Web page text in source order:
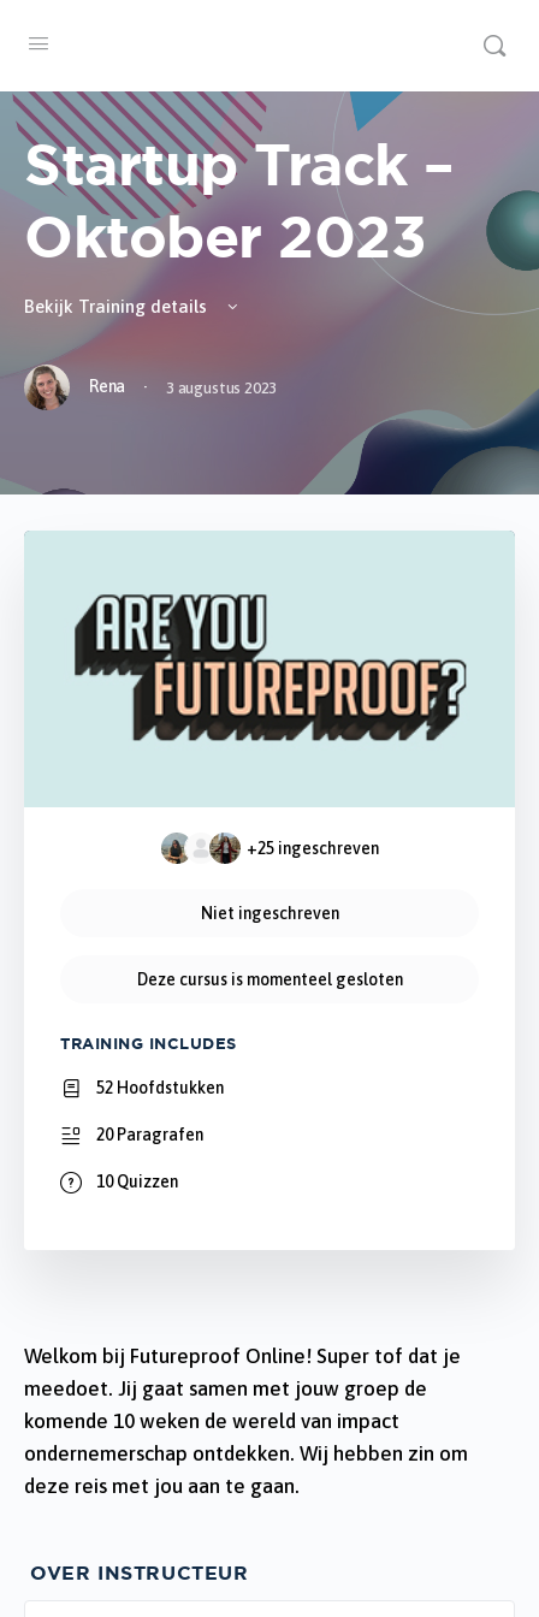
Startup Track –
Oktober 2023
Bekijk Training details
Rena · 3 augustus 2023
Welkom bij Futureproof Online! Super tof dat je
meedoet. Jij gaat samen met jouw groep de
komende 10 weken de wereld van impact
ondernemerschap ontdekken. Wij hebben zin om
deze reis met jou aan te gaan.
OVER INSTRUCTEUR
+25 ingeschreven
Niet ingeschreven
Deze cursus is momenteel gesloten
TRAINING INCLUDES
52 Hoofdstukken
20 Paragrafen
10 Quizzen